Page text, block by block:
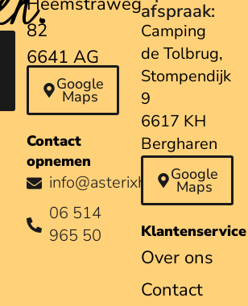
82
6641 AG
Beuningen
Google
Maps
Contact
opnemen
info@asterixhouses.nl
06 514
965 50
afspraak:
Camping
de Tolbrug,
Stompendijk
9
6617 KH
Bergharen
Google
Maps
Klantenservice
Over ons
Contact